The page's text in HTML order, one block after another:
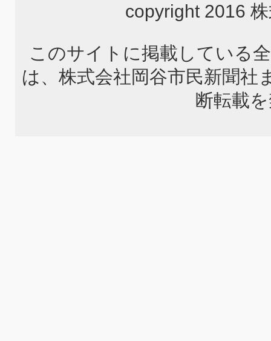
copyright 2016
このサイトに掲載している
は、株式会社岡谷市民新聞社
断転載